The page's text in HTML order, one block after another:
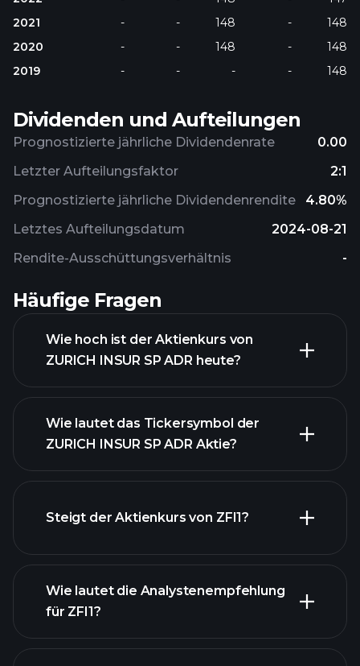
2021
- - 148 -
148
2020
- - 148 -
148
2019
- - - - 148
Dividenden und Aufteilungen
Prognostizierte jährliche Dividendenrate 0.00
Prognostizierte jährliche Dividendenrendite 4.80%
Rendite-Ausschüttungsverhältnis -
Letzter Aufteilungsfaktor 2:1
Letztes Aufteilungsdatum 2024-08-21
Häufige Fragen
Wie hoch ist der Aktienkurs von
ZURICH INSUR SP ADR heute?
Wie lautet das Tickersymbol der
ZURICH INSUR SP ADR Aktie?
Steigt der Aktienkurs von ZFI1?
ZFI1 Diagramm
Wie lautet die Analystenempfehlung
für ZFI1?